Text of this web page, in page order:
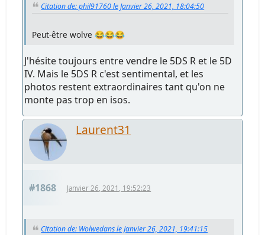
Citation de: phil91760 le Janvier 26, 2021, 18:04:50
Peut-être wolve 😂😂😂
J'hésite toujours entre vendre le 5DS R et le 5D
IV. Mais le 5DS R c'est sentimental, et les
photos restent extraordinaires tant qu'on ne
monte pas trop en isos.
Laurent31
#1868 Janvier 26, 2021, 19:52:23
Citation de: Wolwedans le Janvier 26, 2021, 19:41:15